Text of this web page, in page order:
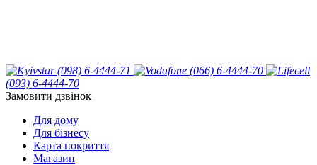
(098) 6-4444-71
(066) 6-4444-70
(093) 6-4444-70
Замовити дзвінок
Для дому
Для бізнесу
Карта покриття
Магазин